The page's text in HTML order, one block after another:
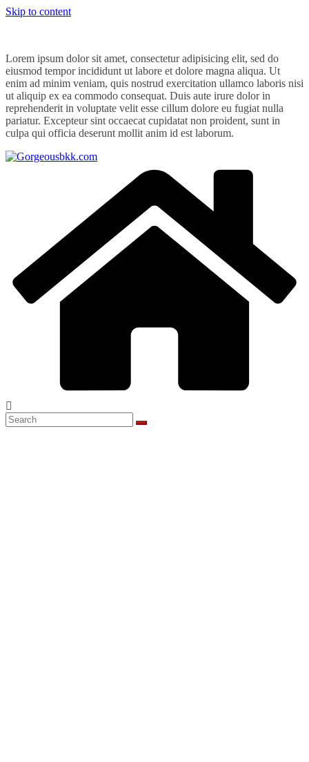
Skip to content
Lorem ipsum dolor sit amet, consectetur adipisicing elit, sed do
eiusmod tempor incididunt ut labore et dolore magna aliqua. Ut
enim ad minim veniam, quis nostrud exercitation ullamco laboris nisi
ut aliquip ex ea commodo consequat. Duis aute irure dolor in
reprehenderit in voluptate velit esse cillum dolore eu fugiat nulla
pariatur. Excepteur sint occaecat cupidatat non proident, sunt in
culpa qui officia deserunt mollit anim id est laborum.